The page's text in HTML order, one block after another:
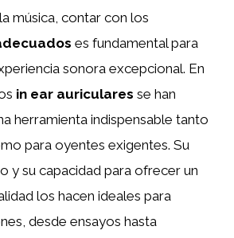
música, contar con los
es fundamental para
sonora excepcional. En
in ear auriculares se han
herramienta indispensable tanto
para oyentes exigentes. Su
y su capacidad para ofrecer un
los hacen ideales para
desde ensayos hasta